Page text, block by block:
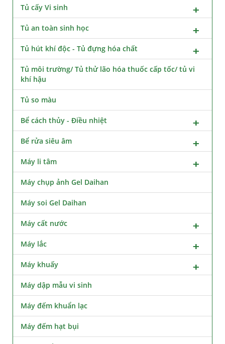
Tủ cấy Vi sinh
Tủ an toàn sinh học
Tủ hút khí độc - Tủ đựng hóa chất
Tủ môi trường/ Tủ thử lão hóa thuốc cấp tốc/ tủ vi
khí hậu
Tủ so màu
Bể cách thủy - Điều nhiệt
Bể rửa siêu âm
Máy li tâm
Máy chụp ảnh Gel Daihan
Máy soi Gel Daihan
Máy cất nước
Máy lắc
Máy khuấy
Máy dập mẫu vi sinh
Máy đếm khuẩn lạc
Máy đếm hạt bụi